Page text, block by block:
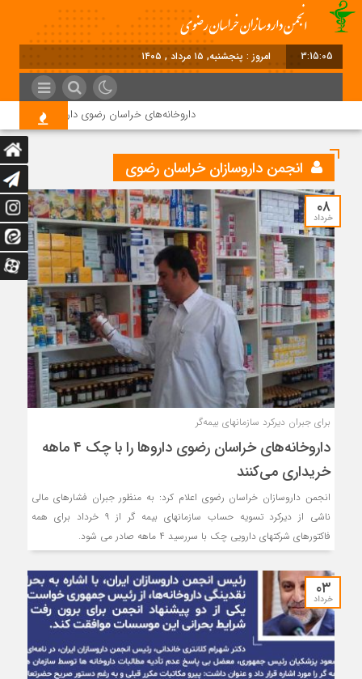
3:15:06 امروز : پنجشنبه, ۱۵ مرداد , ۱۴۰۵
داروخانه‌های خراسان رضوی داروها را با چک ۴ ماهه خریداری می‌کنند
انجمن داروسازان خراسان رضوی
۰۸
خرداد
برای جبران دیرکرد سازمانهای بیمه‌گر
داروخانه‌های خراسان رضوی داروها را با چک ۴ ماهه
خریداری می‌کنند
انجمن داروسازان خراسان رضوی اعلام کرد: به منظور جبران فشارهای مالی
ناشی از دیرکرد تسویه حساب سازمانهای بیمه گر از ۹ خرداد برای همه
فاکتورهای شرکتهای دارویی چک با سررسید ۴ ماهه صادر می شود.
۰۳
خرداد